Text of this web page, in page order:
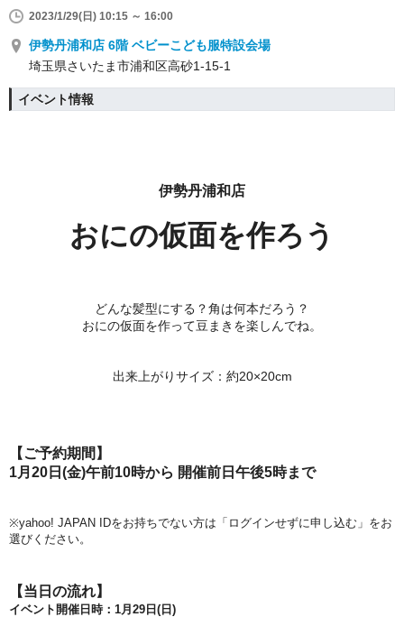
2023/1/29(日) 10:15 ～ 16:00
伊勢丹浦和店 6階 ベビーこども服特設会場
埼玉県さいたま市浦和区高砂1-15-1
イベント情報
伊勢丹浦和店
おにの仮面を作ろう
どんな髪型にする？角は何本だろう？
おにの仮面を作って豆まきを楽しんでね。
出来上がりサイズ：約20×20cm
【ご予約期間】
1月20日(金)午前10時から 開催前日午後5時まで
※yahoo! JAPAN IDをお持ちでない方は「ログインせずに申し込む」をお
選びください。
【当日の流れ】
イベント開催日時：1月29日(日)